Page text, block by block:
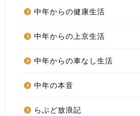
中年からの健康生活
中年からの上京生活
中年からの車なし生活
中年の本音
らぶど放浪記